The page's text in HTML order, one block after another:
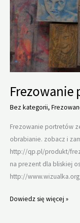
Frezowanie
Bez kategorii,
Frezowanie portretów
obrabianie. zobacz i
http://qp.pl/produkt/
na prezent dla bliskiej
http://
Frezowanie
Dowiedz się więcej »